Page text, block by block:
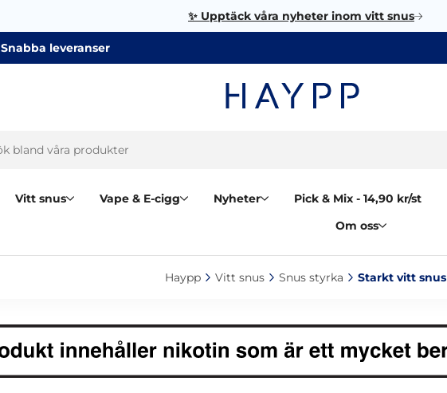
✨ Upptäck våra nyheter inom vitt snus
Snabba leveranser
Vitt snus Vape & E-cigg Nyheter Pick & Mix - 14,90 kr/st
Om oss
Haypp‎ Vitt snus‎ Snus styrka‎ Starkt vitt snus‎